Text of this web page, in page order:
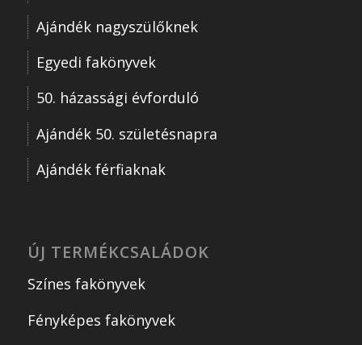
Ajándék nagyszülőknek
Egyedi fakönyvek
50. házassági évforduló
Ajándék 50. születésnapra
Ajándék férfiaknak
ÚJ TERMÉKCSALÁDOK
Színes fakönyvek
Fényképes fakönyvek